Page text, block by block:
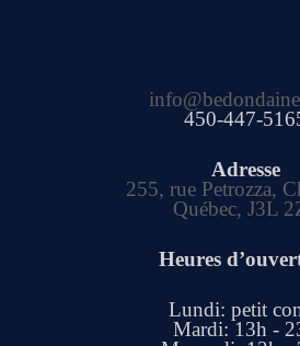
450-447-
Adresse
255, rue Petrozza,
Québec, J3L
Heures
Lundi: petit
Mardi: 13h -